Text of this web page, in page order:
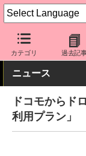
カテゴリ 過去記
ケータイ Watch キ
ニュース
ドコモからド
利用プラン」